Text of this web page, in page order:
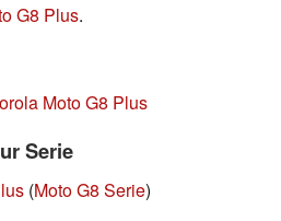
G8 Plus.
Moto G8 Plus
Serie
(Moto G8 Serie)